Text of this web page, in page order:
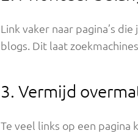
Link vaker naar pagina’s
blogs. Dit laat
3. Vermijd
Te veel links op een